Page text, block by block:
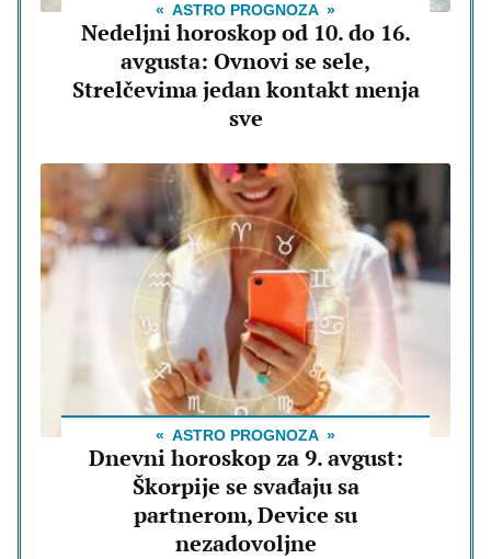
ASTRO PROGNOZA
Nedeljni horoskop od 10. do 16.
avgusta: Ovnovi se sele,
Strelčevima jedan kontakt menja
sve
ASTRO PROGNOZA
Dnevni horoskop za 9. avgust:
Škorpije se svađaju sa
partnerom, Device su
nezadovoljne